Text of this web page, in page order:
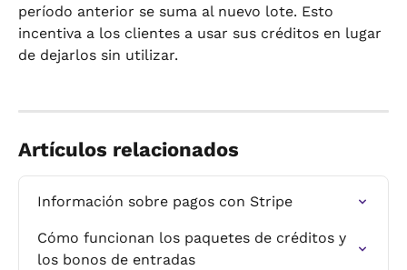
período anterior se suma al nuevo lote. Esto
incentiva a los clientes a usar sus créditos en lugar
de dejarlos sin utilizar.
Artículos relacionados
Información sobre pagos con Stripe
Cómo funcionan los paquetes de créditos y
los bonos de entradas